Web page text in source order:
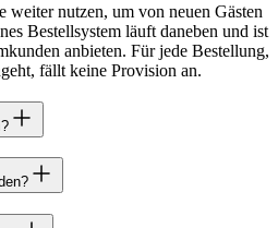
weiter nutzen, um von neuen Gästen
Bestellsystem läuft daneben und ist
anbieten. Für jede Bestellung,
fällt keine Provision an.